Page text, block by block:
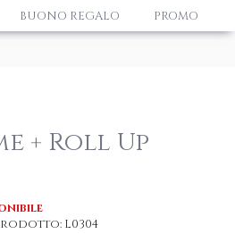
BUONO REGALO PROMO
+ Roll Up
L0304